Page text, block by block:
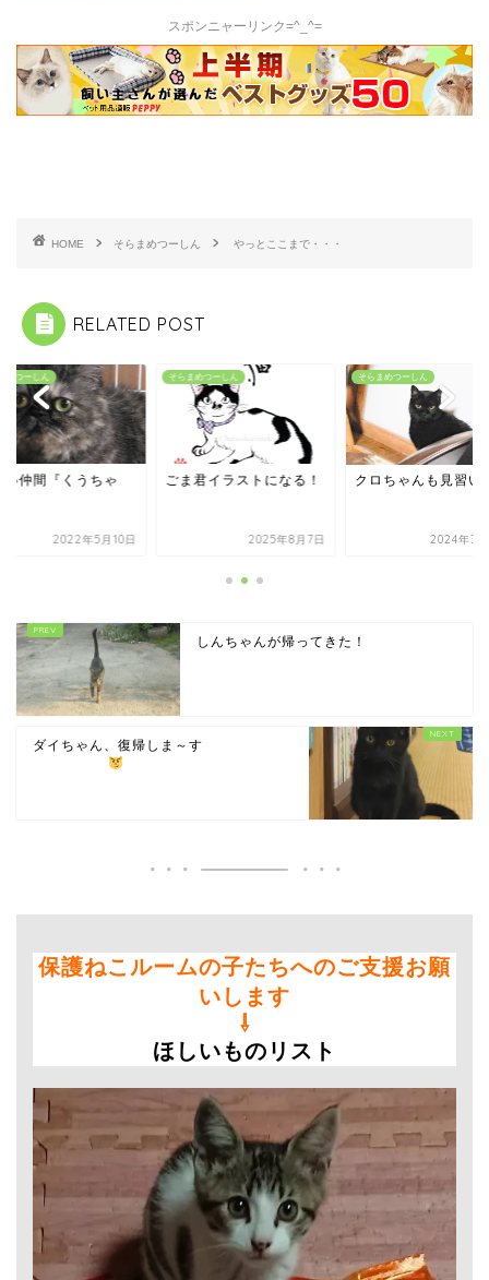
スポンニャーリンク=^_^=
HOME そらまめつーしん やっとここまで・・・
RELATED POST
めつーしん
い仲間『くうちゃ
2022年5月10日
そらまめつーしん
ごま君イラストになる！
2025年8月7日
そらまめつーしん
クロちゃんも見習い
2024年3
しんちゃんが帰ってきた！
ダイちゃん、復帰しま～す
保護ねこルームの子たちへのご支援お願
いします
⇩
ほしいものリスト